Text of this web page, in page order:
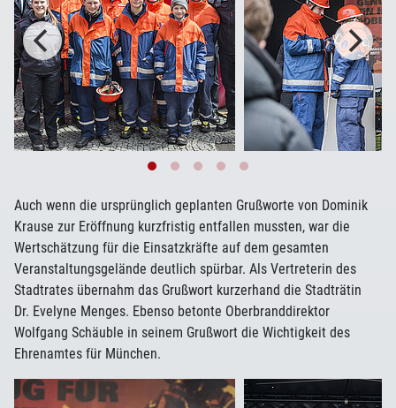
Auch wenn die ursprünglich geplanten Grußworte von Dominik
Krause zur Eröffnung kurzfristig entfallen mussten, war die
Wertschätzung für die Einsatzkräfte auf dem gesamten
Veranstaltungsgelände deutlich spürbar. Als Vertreterin des
Stadtrates übernahm das Grußwort kurzerhand die Stadträtin
Dr. Evelyne Menges. Ebenso betonte Oberbranddirektor
Wolfgang Schäuble in seinem Grußwort die Wichtigkeit des
Ehrenamtes für München.